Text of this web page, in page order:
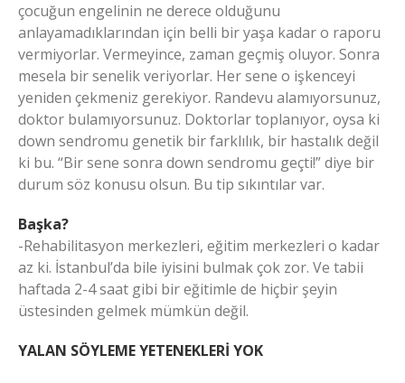
çocuğun engelinin ne derece olduğunu
anlayamadıklarından için belli bir yaşa kadar o raporu
vermiyorlar. Vermeyince, zaman geçmiş oluyor. Sonra
mesela bir senelik veriyorlar. Her sene o işkenceyi
yeniden çekmeniz gerekiyor. Randevu alamıyorsunuz,
doktor bulamıyorsunuz. Doktorlar toplanıyor, oysa ki
down sendromu genetik bir farklılık, bir hastalık değil
ki bu. “Bir sene sonra down sendromu geçti!” diye bir
durum söz konusu olsun. Bu tip sıkıntılar var.
Başka?
-Rehabilitasyon merkezleri, eğitim merkezleri o kadar
az ki. İstanbul’da bile iyisini bulmak çok zor. Ve tabii
haftada 2-4 saat gibi bir eğitimle de hiçbir şeyin
üstesinden gelmek mümkün değil.
YALAN SÖYLEME YETENEKLERİ YOK